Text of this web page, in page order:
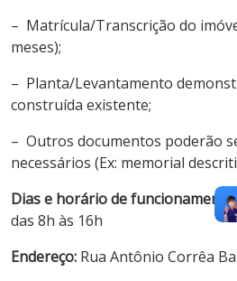
– Matrícula/Transcrição do
meses);
– Planta/Levantamento
construída existente;
– Outros documentos poderão
necessários (Ex: memorial
Dias e horário de funcionamento:
das 8h às 16h
Endereço: Rua Antônio Corrêa